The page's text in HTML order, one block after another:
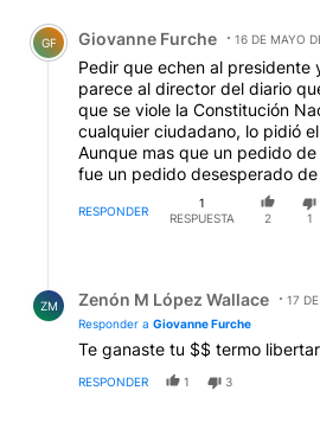
Comentario de Giovanne Furche.
GF Giovanne Furche 16 DE MAYO
Pedir que echen al presidente
parece al director del diario
que se viole la Constitución
cualquier ciudadano, lo pidió
Aunque mas que un pedido
fue un pedido desesperado
RESPONDER
1
RESPUESTA
2 1
ZM Zenón M López Wallace
17
Responder a Giovanne Furche
Te ganaste tu $$ termo
RESPONDER 1 3